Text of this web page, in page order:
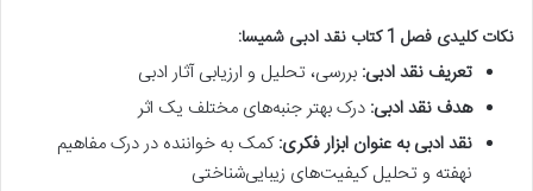
نکات کلیدی فصل 1 کتاب نقد ادبی شمیسا:
تعریف نقد ادبی: بررسی، تحلیل و ارزیابی آثار ادبی
هدف نقد ادبی: درک بهتر جنبه‌های مختلف یک اثر
نقد ادبی به عنوان ابزار فکری:کمک به خواننده در درک مفاهیم
نهفته و تحلیل کیفیت‌های زیبایی‌شناختی